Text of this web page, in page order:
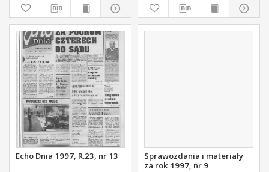
Echo Dnia 1997, R.23, nr 13
Sprawozdania i materiały
za rok 1997, nr 9